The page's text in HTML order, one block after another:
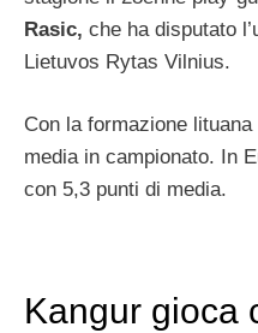
Rasic, che ha disputato
Lietuvos Rytas Vilnius.
Con la formazione
media in campionato. In
con 5,3 punti di media.
Kangur gioca